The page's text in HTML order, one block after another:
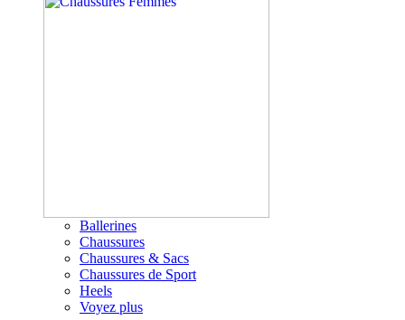
Ballerines
Chaussures
Chaussures & Sacs
Chaussures de Sport
Heels
Voyez plus